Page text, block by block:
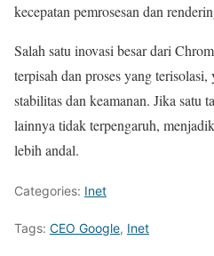
kecepatan pemrosesan dan
Salah satu inovasi besar dari
terpisah dan proses yang
stabilitas dan keamanan. Jika satu
lainnya tidak terpengaruh,
lebih andal.
Categories: Inet
Tags: CEO Google, Inet